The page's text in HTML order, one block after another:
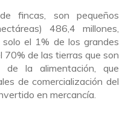
fincas, son pequeños
486,4 millones,
el 1% de los grandes
70% de las tierras que son
de la alimentación, que
de comercialización del
en mercancía.